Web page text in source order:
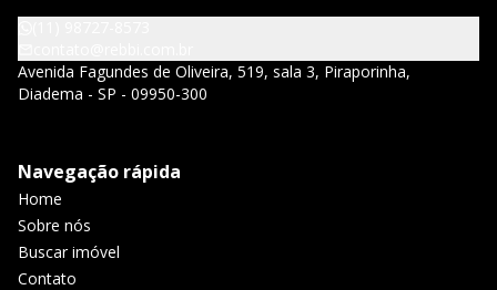
Avenida Fagundes de Oliveira, 519, sala 3, Piraporinha,
Diadema - SP - 09950-300
Navegação rápida
Home
Sobre nós
Buscar imóvel
Contato